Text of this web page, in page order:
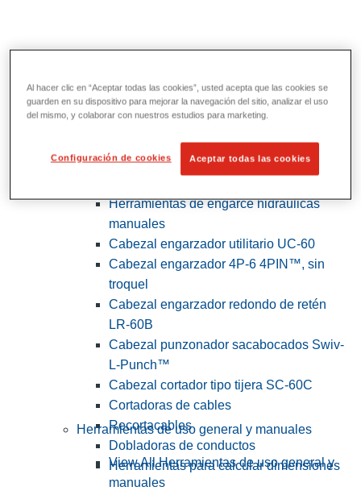
Herramientas de servicios públicos y de
View All Herramientas de servicios
Herramientas de engarce hidráulicas
manuales
Cabezal engarzador utilitario UC-60
Cabezal engarzador 4P-6 4PIN™, sin
troquel
Cabezal engarzador redondo de retén
LR-60B
Cabezal punzonador sacabocados Swiv-
L-Punch™
Cabezal cortador tipo tijera SC-60C
Cortadoras de cables
Recortacables
Dobladoras de conductos
Herramientas para calcular dimensiones
Herramientas de uso general y manuales
View All Herramientas de uso general y
manuales
Al hacer clic en “Aceptar todas las cookies”, usted acepta que las cookies se
guarden en su dispositivo para mejorar la navegación del sitio, analizar el uso
del mismo, y colaborar con nuestros estudios para marketing.
Configuración de cookies Aceptar todas las cookies